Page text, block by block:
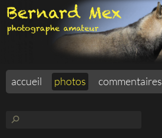
accueil photos commentaires
⚲